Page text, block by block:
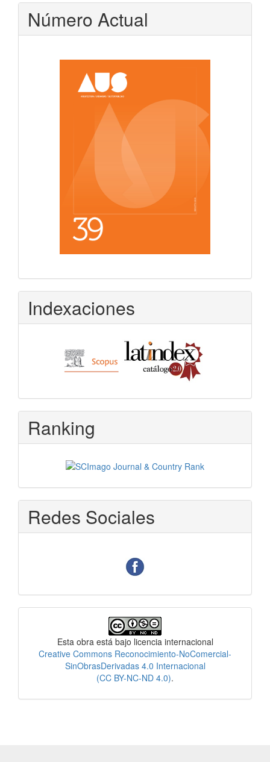
Número Actual
Indexaciones
Ranking
Redes Sociales
Esta obra está bajo licencia internacional
Creative Commons Reconocimiento-NoComercial-
SinObrasDerivadas 4.0 Internacional
(CC BY-NC-ND 4.0).